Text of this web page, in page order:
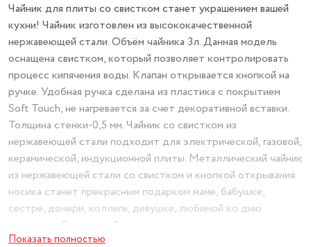
Чайник для плиты со свистком станет украшением вашей
кухни! Чайник изготовлен из высококачественной
нержавеющей стали. Объём чайника 3л. Данная модель
оснащена свистком, который позволяет контролировать
процесс кипячения воды. Клапан открывается кнопкой на
ручке. Удобная ручка сделана из пластика с покрытием
Soft Touch, не нагревается за счет декоративной вставки.
Толщина стенки-0,5 мм. Чайник со свистком из
нержавеющей стали подходит для электрической, газовой,
керамической, индукционной плиты. Металлический чайник
из нержавеющей стали со свистком и кнопкой открывания
носика станет прекрасным подарком маме, бабушке,
сестре, дочери, коллеге, девушке, любимой ко дню
рождения, 8 марта, юбилею, переезду, новоселью.
Показать полностью